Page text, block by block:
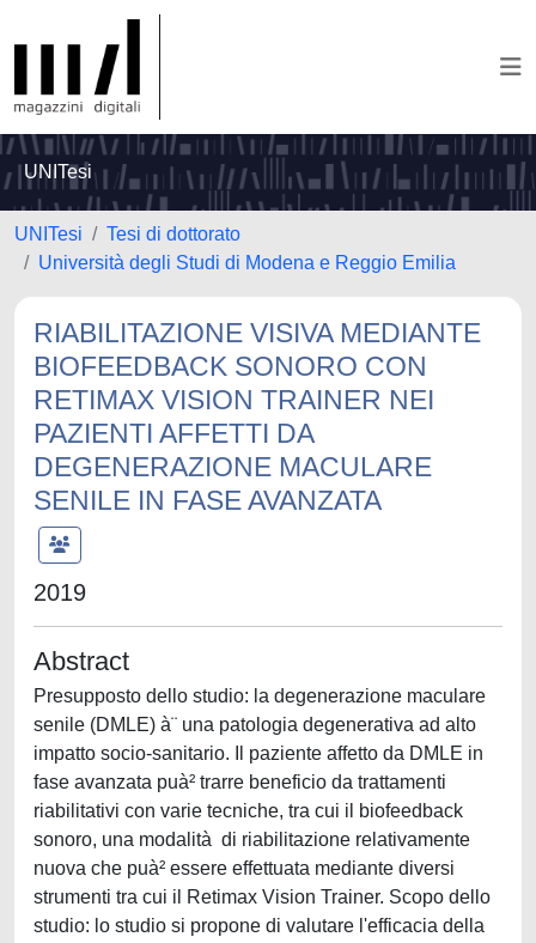
UNITesi
UNITesi
Tesi di dottorato
Università degli Studi di Modena e Reggio Emilia
RIABILITAZIONE VISIVA MEDIANTE
BIOFEEDBACK SONORO CON
RETIMAX VISION TRAINER NEI
PAZIENTI AFFETTI DA
DEGENERAZIONE MACULARE
SENILE IN FASE AVANZATA
2019
Abstract
Presupposto dello studio: la degenerazione maculare
senile (DMLE) à¨ una patologia degenerativa ad alto
impatto socio-sanitario. Il paziente affetto da DMLE in
fase avanzata puà² trarre beneficio da trattamenti
riabilitativi con varie tecniche, tra cui il biofeedback
sonoro, una modalità di riabilitazione relativamente
nuova che puà² essere effettuata mediante diversi
strumenti tra cui il Retimax Vision Trainer. Scopo dello
studio: lo studio si propone di valutare l'efficacia della